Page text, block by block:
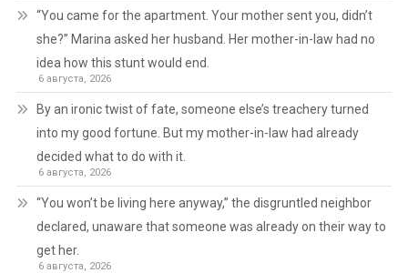
“You came for the apartment. Your mother sent you, didn’t
she?” Marina asked her husband. Her mother-in-law had no
idea how this stunt would end.
6 августа, 2026
By an ironic twist of fate, someone else’s treachery turned
into my good fortune. But my mother-in-law had already
decided what to do with it.
6 августа, 2026
“You won’t be living here anyway,” the disgruntled neighbor
declared, unaware that someone was already on their way to
get her.
6 августа, 2026